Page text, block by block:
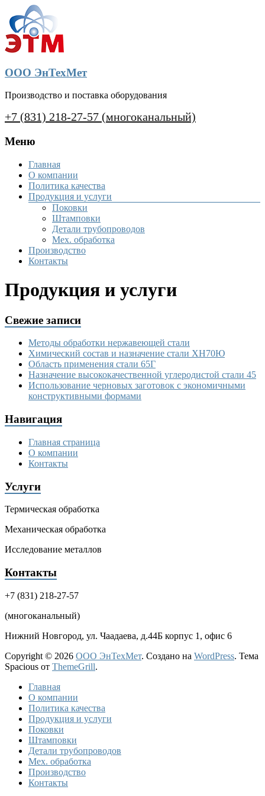
ООО ЭнТехМет
Производство и поставка оборудования
+7 (831) 218-27-57 (многоканальный)
Меню
Главная
О компании
Политика качества
Продукция и услуги
Поковки
Штамповки
Детали трубопроводов
Мех. обработка
Производство
Контакты
Продукция и услуги
Свежие записи
Методы обработки нержавеющей стали
Химический состав и назначение стали ХН70Ю
Область применения стали 65Г
Назначение высококачественной углеродистой стали 45
Использование черновых заготовок с экономичными
конструктивными формами
Навигация
Главная страница
О компании
Контакты
Услуги
Термическая обработка
Механическая обработка
Исследование металлов
Контакты
+7 (831) 218-27-57
(многоканальный)
Нижний Новгород, ул. Чаадаева, д.44Б корпус 1, офис 6
Copyright © 2026 ООО ЭнТехМет. Создано на WordPress. Тема
Spacious от ThemeGrill.
Главная
О компании
Политика качества
Продукция и услуги
Поковки
Штамповки
Детали трубопроводов
Мех. обработка
Производство
Контакты